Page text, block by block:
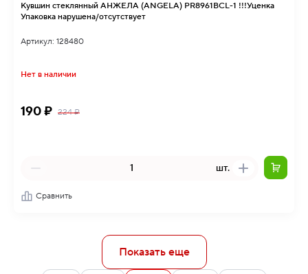
Кувшин стеклянный АНЖЕЛА (ANGELA) PR8961BCL-1 !!!Уценка
Упаковка нарушена/отсутствует
Артикул: 128480
Нет в наличии
190 ₽ 224 ₽
шт.
Сравнить
Показать еще